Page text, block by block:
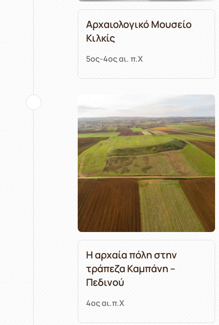
Αρχαιολογικό Μουσείο
Κιλκίς
5ος-4ος αι. π.Χ
Η αρχαία πόλη στην
τράπεζα Καμπάνη –
Πεδινού
4ος αι.π.Χ